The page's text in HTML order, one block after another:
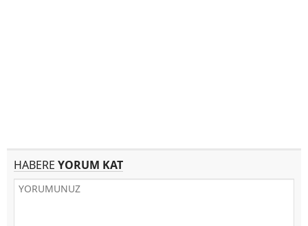
HABERE YORUM KAT